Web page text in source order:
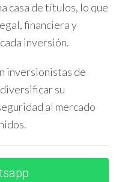
en Texas
invirtió en una startup
La empresa creció
puestos de trabajo
demuestra que elegir el
gran diferencia.
sobre tus
EB-5. Estoy
casa de títulos, lo que
financiera y
inversión.
inversionistas de
su
al mercado